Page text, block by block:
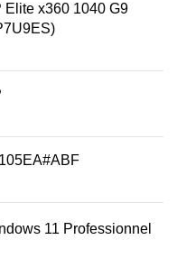
Elite x360 1040 G9
11 Professionnel